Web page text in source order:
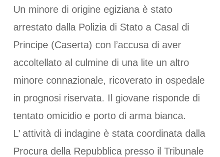
Un minore di origine egiziana è stato
arrestato dalla Polizia di Stato a Casal di
Principe (Caserta) con l’accusa di aver
accoltellato al culmine di una lite un altro
minore connazionale, ricoverato in ospedale
in prognosi riservata. Il giovane risponde di
tentato omicidio e porto di arma bianca.
L’ attività di indagine è stata coordinata dalla
Procura della Repubblica presso il Tribunale